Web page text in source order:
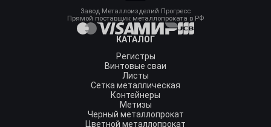
Завод Металлоизделий Прогресс
Прямой поставщик металлопроката в РФ
КАТАЛОГ
Регистры
Винтовые сваи
Листы
Сетка металлическая
Контейнеры
Метизы
Черный металлопрокат
Цветной металлопрокат